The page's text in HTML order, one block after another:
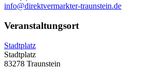
info@direktvermarkter-traunstein.de
Veranstaltungsort
Stadtplatz
Stadtplatz
83278 Traunstein